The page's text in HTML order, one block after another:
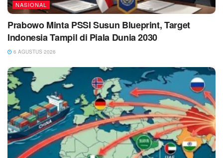
NASIONAL
Prabowo Minta PSSI Susun Blueprint, Target
Indonesia Tampil di Piala Dunia 2030
6 AGUSTUS 2026